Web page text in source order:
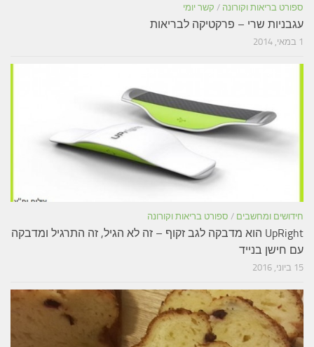
ספורט בריאות וקורונה / קשר יומי
עגבניות שרי – פרקטיקה לבריאות
1 במאי, 2014
חידושים ומחשבים / ספורט בריאות וקורונה
UpRight הוא מדבקה לגב זקוף – זה לא הגיל, זה התרגיל ומדבקה
עם חישן בנייד
15 ביוני, 2016